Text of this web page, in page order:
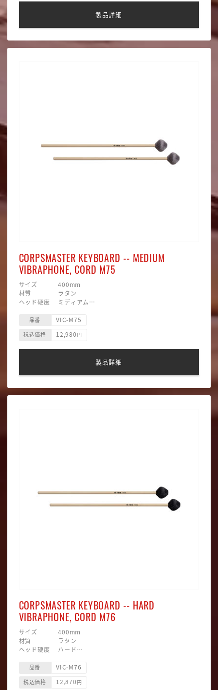
製品詳細
CORPSMASTER KEYBOARD -- MEDIUM
VIBRAPHONE, CORD M75
サイズ 400mm
材質 ラタン
ヘッド硬度 ミディアム
ヘッド形状 マッシュルーム
品番 VIC-M75
税込価格 12,980 円
製品詳細
CORPSMASTER KEYBOARD -- HARD
VIBRAPHONE, CORD M76
サイズ 400mm
材質 ラタン
ヘッド硬度 ハード
ヘッド形状 マッシュルーム型
品番 VIC-M76
税込価格 12,870 円